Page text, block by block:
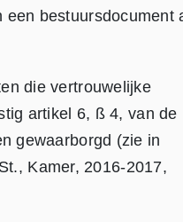
een bestuursdocument
die vertrouwelijke
artikel 6, ß 4, van de
gewaarborgd (zie in
Kamer, 2016-2017,